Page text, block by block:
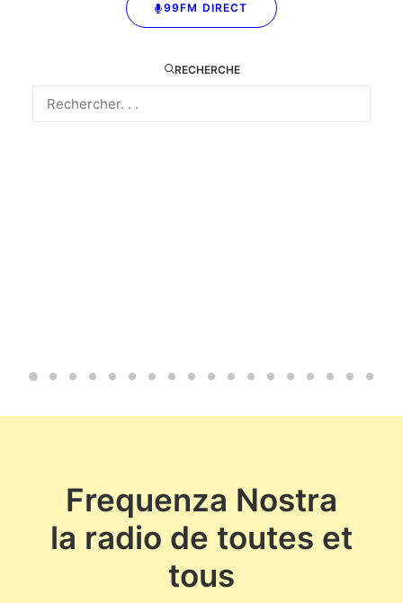
99FM DIRECT
RECHERCHE
Frequenza Nostra
la radio de toutes et
tous